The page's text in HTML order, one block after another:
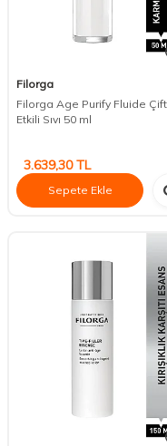
Filorga
Filorga Age Purify Fluide Çift
Etkili Sıvı 50 ml
3.639,30TL
Sepete Ekle